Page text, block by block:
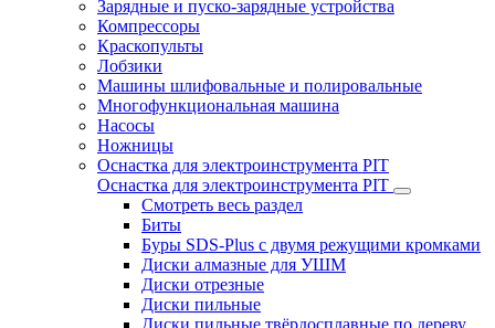
Зарядные и пуско-зарядные устройства
Компрессоры
Краскопульты
Лобзики
Машины шлифовальные и полировальные
Многофункциональная машина
Насосы
Ножницы
Оснастка для электроинструмента PIT
Оснастка для электроинструмента PIT
Смотреть весь раздел
Биты
Буры SDS-Plus c двумя режущими кромками
Диски алмазные для УШМ
Диски отрезные
Диски пильные
Диски пильные твёрдосплавные по дереву